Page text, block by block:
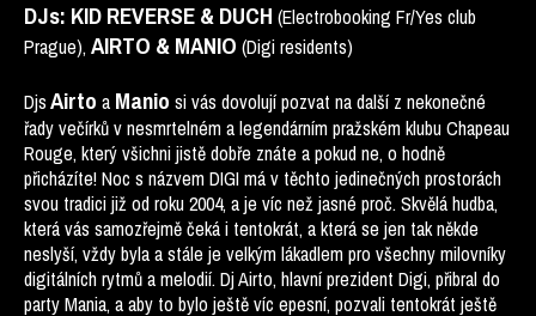
DJs: KID REVERSE & DUCH (Electrobooking Fr/Yes club
Prague), AIRTO & MANIO (Digi residents)
DjsAirto a Manio si vás dovolují pozvat na další z nekonečné
řady večírků v nesmrtelném a legendárním pražském klubu Chapeau
Rouge, který všichni jistě dobře znáte a pokud ne, o hodně
přicházíte! Noc s názvem DIGI má v těchto jedinečných prostorách
svou tradici již od roku 2004, a je víc než jasné proč. Skvělá hudba,
která vás samozřejmě čeká i tentokrát, a která se jen tak někde
neslyší, vždy byla a stále je velkým lákadlem pro všechny milovníky
digitálních rytmů a melodií. Dj Airto, hlavní prezident Digi, přibral do
party Mania, a aby to bylo ještě víc epesní, pozvali tentokrát ještě